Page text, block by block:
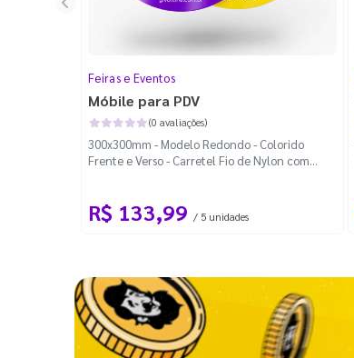
Feiras e Eventos
Móbile para PDV
(0 avaliações)
300x300mm - Modelo Redondo - Colorido
Frente e Verso - Carretel Fio de Nylon com
R$ 133,99 / 5 unidades